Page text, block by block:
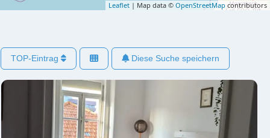
Leaflet | Map data © OpenStreetMap contributors
TOP-Eintrag Diese Suche speichern